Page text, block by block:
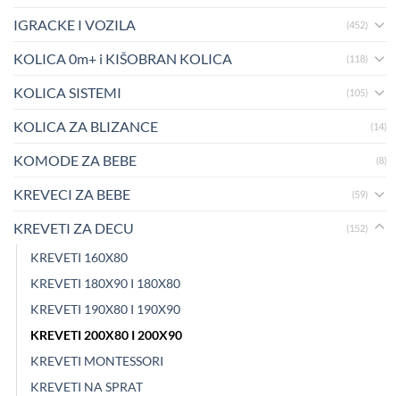
IGRACKE I VOZILA (452)
KOLICA 0m+ i KIŠOBRAN KOLICA (118)
KOLICA SISTEMI (105)
KOLICA ZA BLIZANCE (14)
KOMODE ZA BEBE (8)
KREVECI ZA BEBE (59)
KREVETI ZA DECU (152)
KREVETI 160X80
KREVETI 180X90 I 180X80
KREVETI 190X80 I 190X90
KREVETI 200X80 I 200X90
KREVETI MONTESSORI
KREVETI NA SPRAT